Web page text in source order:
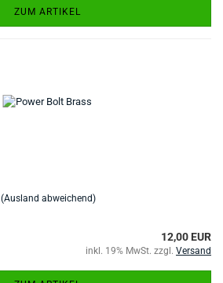
ZUM ARTIKEL
(Ausland abweichend)
12,00 EUR
inkl. 19% MwSt. zzgl. Versand